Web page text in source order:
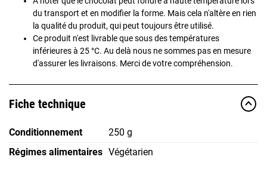
du transport et en modifier la forme. Mais cela n'altère en rien
la qualité du produit, qui peut toujours être utilisé.
Ce produit n'est livrable que sous des températures
inférieures à 25 °C. Au delà nous ne sommes pas en mesure
d'assurer les livraisons. Merci de votre compréhension.
Fiche technique
Conditionnement
250 g
Régimes alimentaires Végétarien